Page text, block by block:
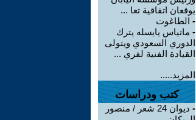
يوقعان اتفاقية تعا ...
- الطاغوت
- ماتياس يايسله يترك
الدوري السعودي ويتولى
القيادة الفنية لفري ...
المزيد.....
كتب ودراسات
-
ديوان 24 شعر / منصور